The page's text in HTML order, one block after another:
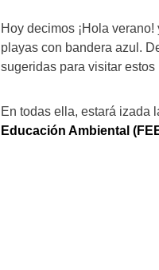
Hoy decimos ¡Hola
playas con bandera azul.
sugeridas para visitar
En todas ella, estará izada
Educación Ambiental